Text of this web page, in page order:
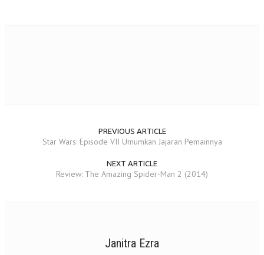
PREVIOUS ARTICLE
Star Wars: Episode VII Umumkan Jajaran Pemainnya
NEXT ARTICLE
Review: The Amazing Spider-Man 2 (2014)
Janitra Ezra